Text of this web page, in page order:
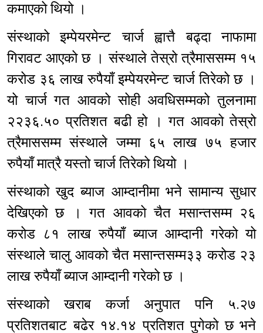
कमाएको थियो ।
संस्थाको इम्पेयरमेन्ट चार्ज ह्वात्तै बढ्दा नाफामा
गिरावट आएको छ । संस्थाले तेस्रो त्रैमाससम्म १५
करोड ३६ लाख रुपैयाँ इम्पेयरमेन्ट चार्ज तिरेको छ ।
यो चार्ज गत आवको सोही अवधिसम्मको तुलनामा
२२३६.५० प्रतिशत बढी हो । गत आवको तेस्रो
त्रैमाससम्म संस्थाले जम्मा ६५ लाख ७५ हजार
रुपैयाँ मात्रै यस्तो चार्ज तिरेको थियो ।
संस्थाको खुद ब्याज आम्दानीमा भने सामान्य सुधार
देखिएको छ । गत आवको चैत मसान्तसम्म २६
करोड ८१ लाख रुपैयाँ ब्याज आम्दानी गरेको यो
संस्थाले चालु आवको चैत मसान्तसम्म३३ करोड २३
लाख रुपैयाँ ब्याज आम्दानी गरेको छ ।
संस्थाको खराब कर्जा अनुपात पनि ५.२७
प्रतिशतबाट बढेर १४.१४ प्रतिशत पुगेको छ भने